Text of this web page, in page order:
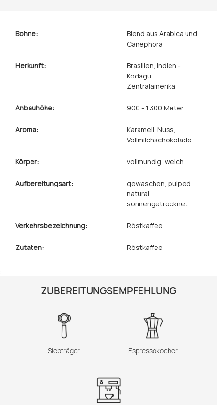
Bohne:
Blend aus Arabica und
Canephora
Herkunft: Brasilien, Indien -
Kodagu,
Zentralamerika
Anbauhöhe: 900 - 1.300 Meter
Aroma: Karamell, Nuss,
Vollmilchschokolade
Körper: vollmundig, weich
Aufbereitungsart: gewaschen, pulped
natural,
sonnengetrocknet
Verkehrsbezeichnung: Röstkaffee
Zutaten: Röstkaffee
:
ZUBEREITUNGSEMPFEHLUNG
Siebträger Espressokocher